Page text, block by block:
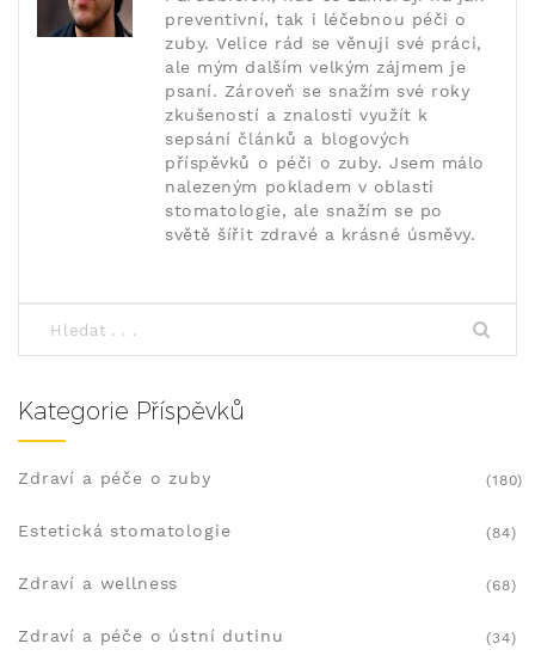
preventivní, tak i léčebnou péči o
zuby. Velice rád se věnuji své práci,
ale mým dalším velkým zájmem je
psaní. Zároveň se snažím své roky
zkušeností a znalosti využít k
sepsání článků a blogových
příspěvků o péči o zuby. Jsem málo
nalezeným pokladem v oblasti
stomatologie, ale snažím se po
světě šířit zdravé a krásné úsměvy.
Kategorie Příspěvků
Zdraví a péče o zuby (180)
Estetická stomatologie (84)
Zdraví a wellness (68)
Zdraví a péče o ústní dutinu (34)